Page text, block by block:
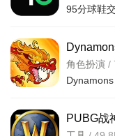
公、居家办公等碎片
的会议需求。
服务特点：以“免费
直观，降低操作门槛
v1.12.62
角色扮演 /
PUBG战